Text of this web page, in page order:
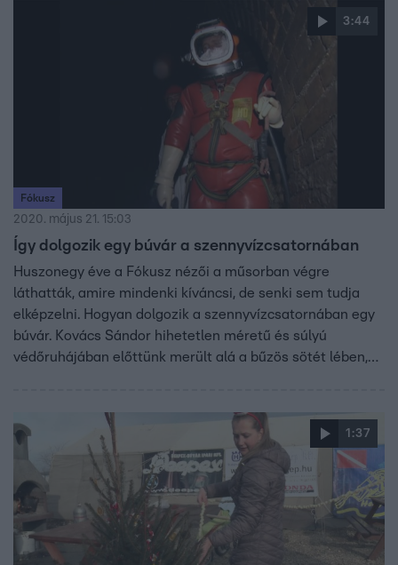
3:44
Fókusz
2020. május 21. 15:03
Így dolgozik egy búvár a szennyvízcsatornában
Huszonegy éve a Fókusz nézői a műsorban végre
láthatták, amire mindenki kíváncsi, de senki sem tudja
elképzelni. Hogyan dolgozik a szennyvízcsatornában egy
búvár. Kovács Sándor hihetetlen méretű és súlyú
védőruhájában előttünk merült alá a bűzös sötét lében,
látványtól először felfordult a gyomra, de becsukta a
szemét. Azt állította. hogy a szag nem zavarja, egy
kozmetikai szalonból előbb fordul ki, mint a szennyvízből.
1:37